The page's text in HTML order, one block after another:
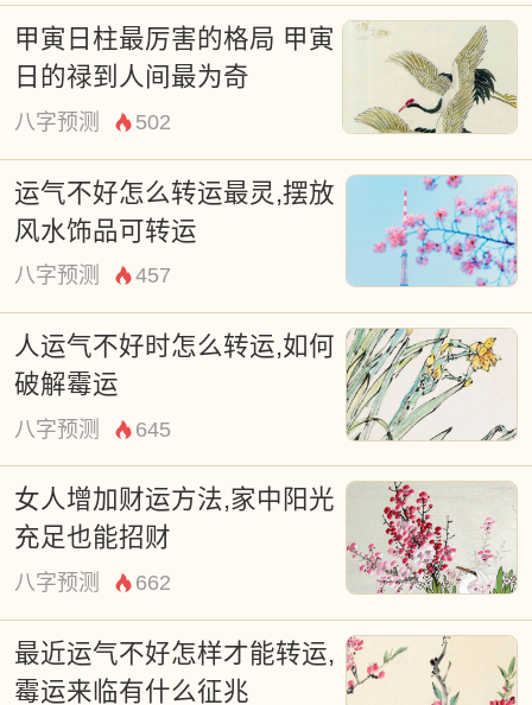
甲寅日柱最厉害的格局 甲寅
日的禄到人间最为奇
八字预测 502
运气不好怎么转运最灵,摆放
风水饰品可转运
八字预测 457
人运气不好时怎么转运,如何
破解霉运
八字预测 645
女人增加财运方法,家中阳光
充足也能招财
八字预测 662
最近运气不好怎样才能转运,
霉运来临有什么征兆